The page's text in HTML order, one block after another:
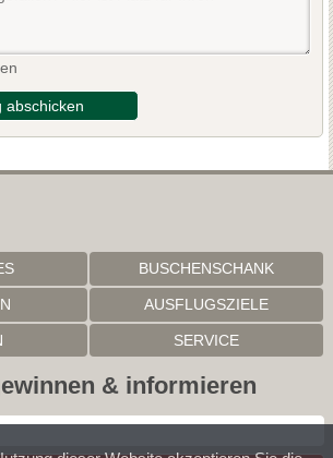
abschicken
BUSCHENSCHANK
AUSFLUGSZIELE
SERVICE
& informieren